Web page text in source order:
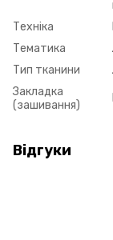
Техніка
Тематика
Тип тканини
Закладка
(зашивання)
Відгуки